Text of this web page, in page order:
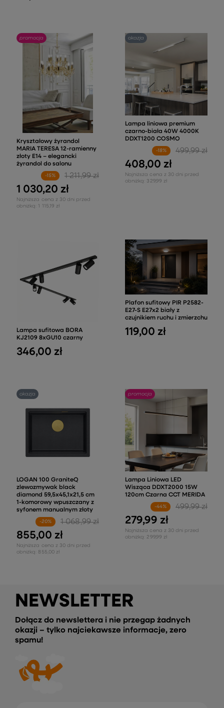
promocja
Kryształowy żyrandol
MARIA TERESA 12-ramienny
złoty E14 – elegancki
żyrandol do salonu
1 030,20 zł
Najniższa cena z 30 dni przed
obniżką: 1 115,19 zł
1 211,99 zł
-15%
okazja
Lampa liniowa premium
czarno-biała 40W 4000K
DDXT1200 COSMO
408,00 zł
Najniższa cena z 30 dni przed
obniżką: 329,99 zł
499,99 zł
-18%
Lampa sufitowa BORA
KJ2109 8xGU10 czarny
346,00 zł
Plafon sufitowy PIR P2582-
E27-S E27x2 biały z
czujnikiem ruchu i zmierzchu
119,00 zł
okazja
LOGAN 100 GraniteQ
zlewozmywak black
diamond 59,5x45,1x21,5 cm
1-komorowy wpuszczany z
syfonem manualnym złoty
855,00 zł
Najniższa cena z 30 dni przed
obniżką:
855,00 zł
1 068,99 zł
-20%
promocja
Lampa Liniowa LED
Wisząca DDXT2000 15W
120cm Czarna CCT MERIDA
279,99 zł
Najniższa cena z 30 dni przed
obniżką: 299,99 zł
499,99 zł
-44%
NEWSLETTER
Dołącz do newslettera i nie przegap żadnych
okazji – tylko najciekawsze informacje, zero
spamu!